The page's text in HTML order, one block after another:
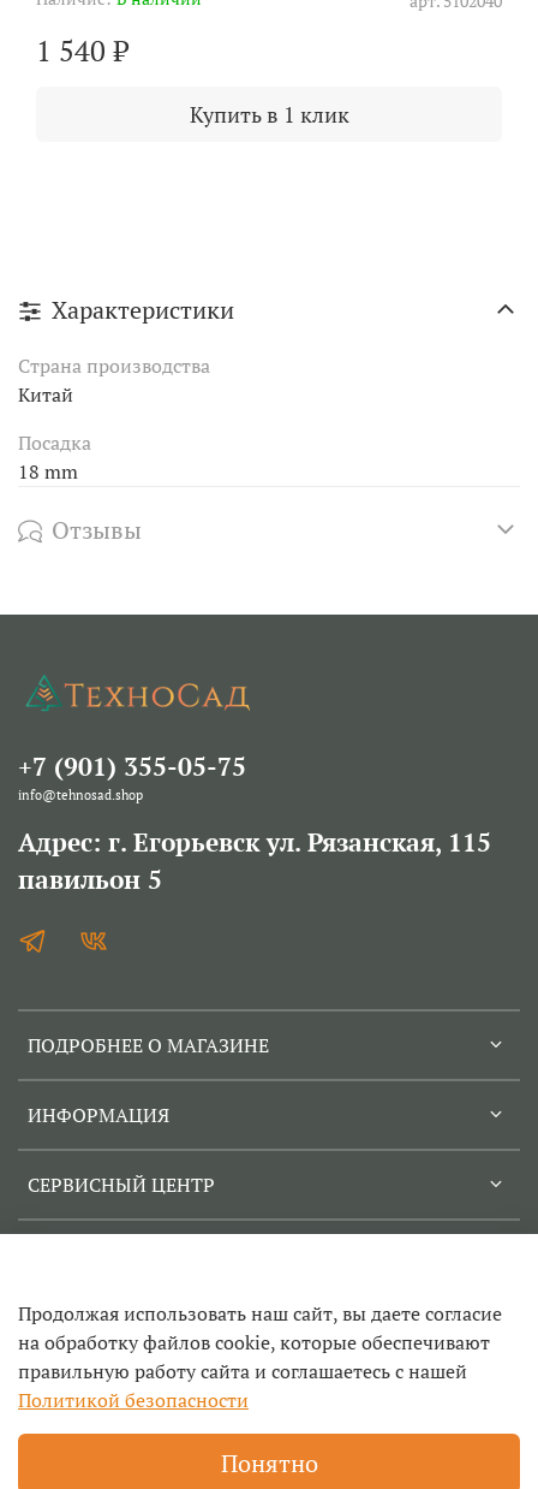
1 540 ₽
Купить в 1 клик
Характеристики
Страна производства
Китай
Посадка
18 mm
Отзывы
ПОДРОБНЕЕ О МАГАЗИНЕ
ИНФОРМАЦИЯ
СЕРВИСНЫЙ ЦЕНТР
+7 (901) 355-05-75
info@tehnosad.shop
Адрес: г. Егорьевск ул. Рязанская, 115
павильон 5
© 2022-2026
Техносад- ремонт садовой техники и инструмента в
Егорьевске, заточка цепей, продажа инструмента и запчастей
строительного инструмента
Продолжая использовать наш сайт, вы даете согласие
на обработку файлов cookie, которые обеспечивают
правильную работу сайта и соглашаетесь с нашей
Политикой безопасности
Понятно